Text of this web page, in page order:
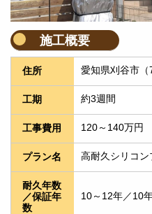
施工概要
住所 愛知県刈谷市（
工期 約3週間
工事費用 120～140万円
プラン名 高耐久シリコン
耐久年数
／保証年
数
10～12年／10